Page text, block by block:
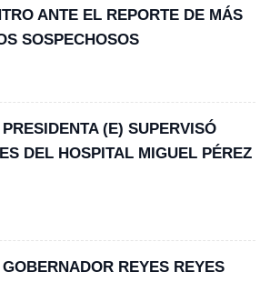
ANTE EL REPORTE DE MÁS
SOSPECHOSOS
(E) SUPERVISÓ
DEL HOSPITAL MIGUEL PÉREZ
REYES REYES